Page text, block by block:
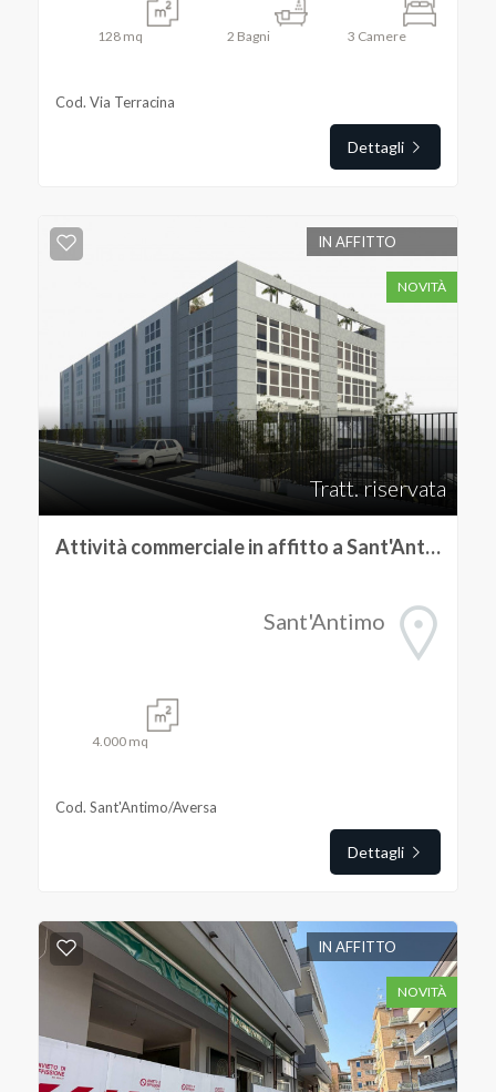
128mq 2 Bagni 3 Camere
Cod. Via Terracina
Dettagli
IN AFFITTO
NOVITÀ
Tratt. riservata
Attività commerciale in affitto a Sant'Antimo
Sant'Antimo
4.000mq
Cod. Sant'Antimo/Aversa
Dettagli
IN AFFITTO
NOVITÀ